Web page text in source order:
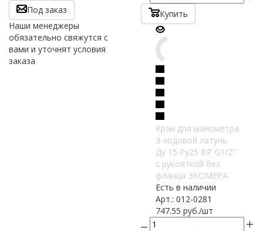
Под заказ
Наши менеджеры
обязательно свяжутся с
вами и уточнят условия
заказа
Купить
Кран для манометра
3-ходовой латунь
Ду 15 Ру25 ВР G1/2"
с рукояткой без
фланца ЭКОМЕРА
Есть в наличии
Арт.: 012-0281
747.55 руб./шт